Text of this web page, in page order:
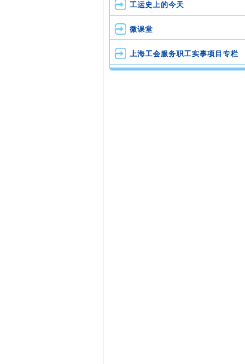
工运史上的今天
微课堂
上海工会服务职工实事项目专栏